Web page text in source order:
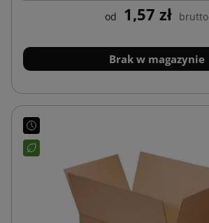
od 1,57 zł brutto
Brak w magazynie